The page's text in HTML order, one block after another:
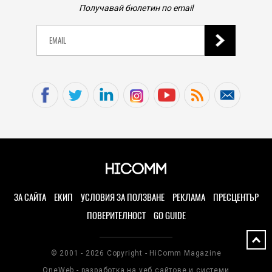
TECH
Samsung Galaxy Z Fold8 Ultra – ново име, познато
04.08.2026
Непрактично, но внушително: този 3D-принтиран
комин охлажда Ryzen 7 9800X3D с 19 градуса без
Моделите iPhone 18 Pro може да струват до 300
долара повече
04.08.2026
HICOMMENT
Не плащайте всяка година: Godeal24 ви предлага
най-доброто от Office и Windows на еднократна
цена
Получавай бюлетин по email
ЗА САЙТА ЕКИП УСЛОВИЯ ЗА ПОЛЗВАНЕ РЕКЛАМА
ПРЕСЦЕНТЪР
ПОВЕРИТЕЛНОСТ
GO GUIDE
© 2001 - 2026 Copyright - HiComm Magazine
OneWeb - разработка на уеб сайтове и системи